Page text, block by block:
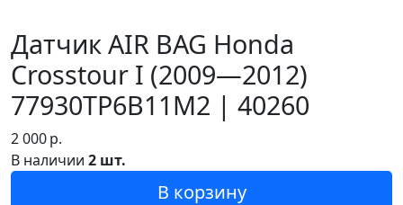
Датчик AIR BAG Honda
Crosstour I (2009—2012)
77930TP6B11M2 | 40260
2 000р.
В наличии 2 шт.
В корзину